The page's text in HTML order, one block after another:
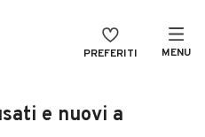
PREFERITI MENU
e nuovi a